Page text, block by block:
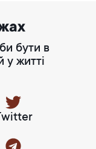
бути в
у житті